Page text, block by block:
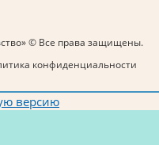
© Все права защищены.
конфиденциальности
версию